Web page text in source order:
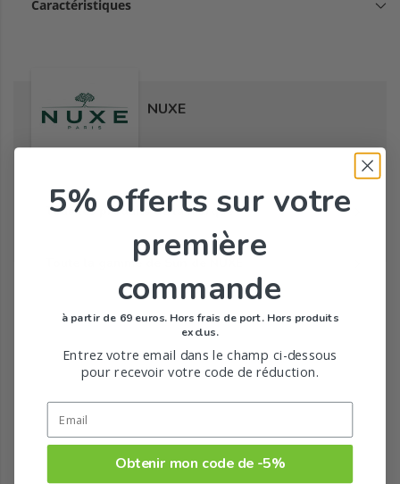
Caractéristiques
NUXE
Tous les produits de la marque
Toute la gamme de Sun de NUXE
5% offerts sur votre
première
commande
à partir de 69 euros. Hors frais de port. Hors produits
exclus.
Entrez votre email dans le champ ci-dessous
pour recevoir votre code de réduction.
Obtenir mon code de -5%